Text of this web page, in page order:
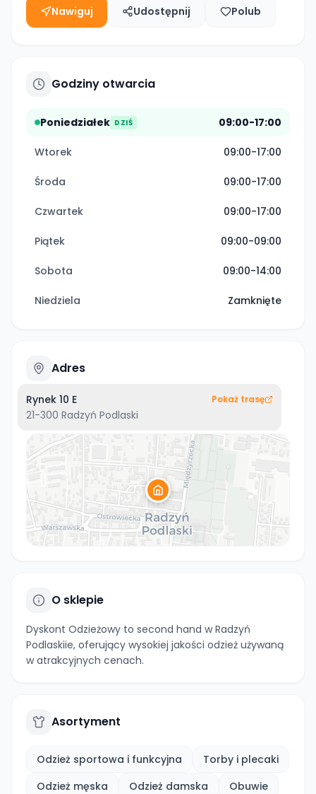
Nawiguj Udostępnij Polub
Godziny otwarcia
Poniedziałek DZIŚ 09:00-17:00
Wtorek 09:00-17:00
Środa 09:00-17:00
Czwartek 09:00-17:00
Piątek 09:00-09:00
Sobota 09:00-14:00
Niedziela Zamknięte
Adres
Rynek 10 E
21-300 Radzyń Podlaski
Pokaż trasę
O sklepie
Dyskont Odzieżowy to second hand w Radzyń
Podlaskiie, oferujący wysokiej jakości odzież używaną
w atrakcyjnych cenach.
Asortyment
Odzież sportowa i funkcyjna
Torby i plecaki
Odzież męska
Odzież damska
Obuwie